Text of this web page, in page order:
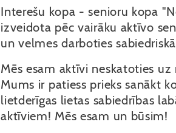
Interešu kopa - senioru kopa
izveidota pēc vairāku aktīvo
un velmes darboties
Mēs esam aktīvi neskatoties
Mums ir patiess prieks sanākt
lietderīgas lietas sabiedrības
aktīviem! Mēs esam un būsim!